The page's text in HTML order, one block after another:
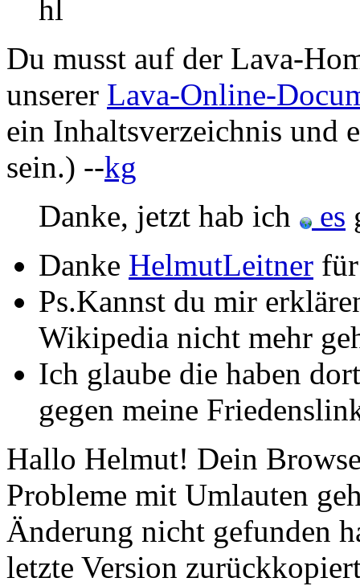
hl
Du musst auf der Lava-
unserer Lava-Online-
ein Inhaltsverzeichnis und
sein.) --kg
Danke, jetzt hab ich
es
Danke HelmutLeitner
Ps.Kannst du mir
Wikipedia nicht mehr
Ich glaube die haben
gegen meine
Hallo Helmut! Dein
Probleme mit Umlauten
Änderung nicht gefunden
letzte Version